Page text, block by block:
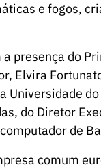
e fogos,
presença do
Elvira
Universidade
do Diretor
de
comum